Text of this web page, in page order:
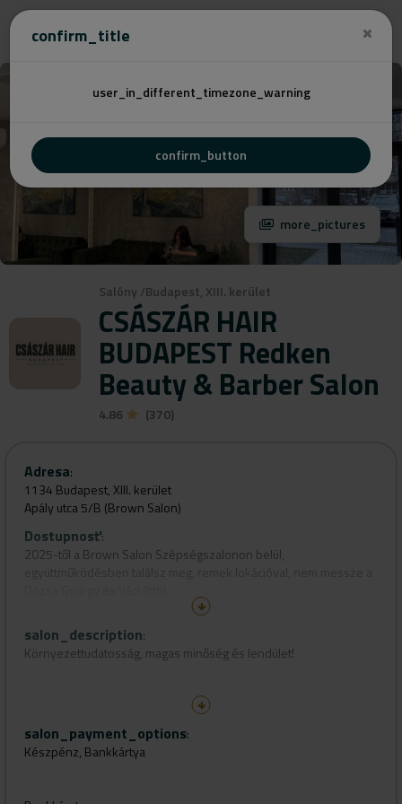
confirm_title
user_in_different_timezone_warning
confirm_button
Salóny /Budapest, XIII. kerület
CSÁSZÁR HAIR
BUDAPEST Redken
Beauty & Barber Salon
4.86 (370)
more_pictures
Adresa:
1134 Budapest, XIII. kerület
Apály utca 5/B (Brown Salon)
Dostupnosť:
2025-től a Brown Salon Szépségszalonon belül,
-Villamos: 14 - Dózsa György út
- Metro: M3, Dózsa György út
salon_description:
Környezettudatosság, magas minőség és lendület!
Néhány éve, amikor megismertem a Redkent, teljesen magával
ragadott a csodás New York-i hangulata. Olajbázisú, 3 dimenziós,
protein technológiás hajfestékeivel egyedülálló Magyarországon.
Ammónia-, parabén-, szulfát- és állatkísérlet-mentes is, flakonjai
salon_payment_options:
Készpénz, Bankkártya